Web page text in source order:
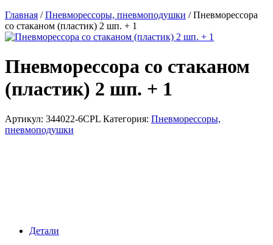
Главная /Пневморессоры, пневмоподушки / Пневморессора
со стаканом (пластик) 2 шп. + 1
Пневморессора со стаканом
(пластик) 2 шп. + 1
Артикул: 344022-6CPL Категория: Пневморессоры,
пневмоподушки
Детали